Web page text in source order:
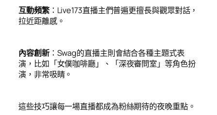
互動頻繁：Live173直播主們普遍更擅長與觀眾對話，
拉近距離感。
內容創新：Swag的直播主則會結合各種主題式表
演，比如「女僕咖啡廳」、「深夜審問室」等角色扮
演，非常吸睛。
這些技巧讓每一場直播都成為粉絲期待的夜晚重點。